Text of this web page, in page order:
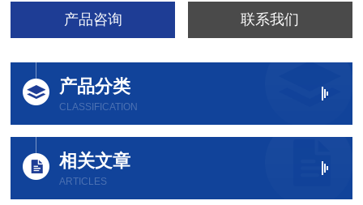
产品咨询 联系我们
产品分类
CLASSIFICATION
相关文章
ARTICLES